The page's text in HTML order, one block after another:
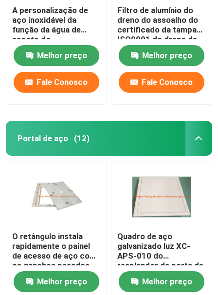
A personalização de
aço inoxidável da
função da água de
esgoto do
comprimento do dreno
de assoalho 0.5m
aceita
Melhor preço
Fale Conosco
Filtro de alumínio do
dreno do assoalho do
certificado da tampa
ISO9001 do dreno de
assoalho do quadrado
do metalMelhor preço
Fale Conosco
Portal de aço (12)
O retângulo instala
rapidamente o painel
de acesso de aço com
os ganchos pesados
do portal quatro
Melhor preço
Quadro de aço
galvanizado luz XC-
APS-010 do
resplendor da porta de
acesso do portal do
teto
Melhor preço